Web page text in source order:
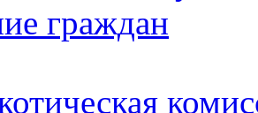
граждан